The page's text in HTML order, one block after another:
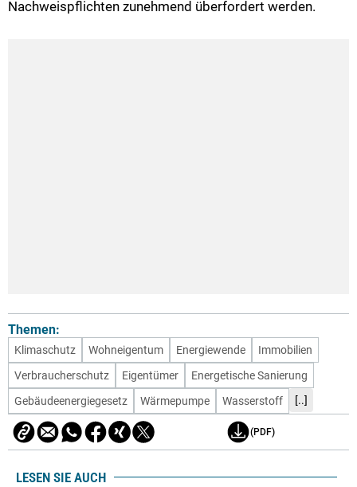
Nachweispflichten zunehmend überfordert werden.
Themen:
Klimaschutz Wohneigentum Energiewende
Immobilien
Verbraucherschutz
Eigentümer
Energetische Sanierung
Gebäudeenergiegesetz
Wärmepumpe Wasserstoff [..]
(PDF)
LESEN SIE AUCH